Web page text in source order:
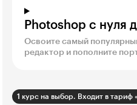
Photoshop с нуля
Освоите самый
редактор и пополните
1 курс на выбор. Входит в тариф